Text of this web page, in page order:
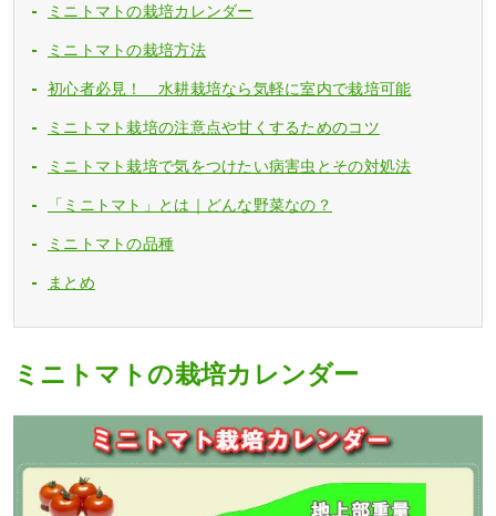
ミニトマトの栽培カレンダー
ミニトマトの栽培方法
初心者必見！ 水耕栽培なら気軽に室内で栽培可能
ミニトマト栽培の注意点や甘くするためのコツ
ミニトマト栽培で気をつけたい病害虫とその対処法
「ミニトマト」とは｜どんな野菜なの？
ミニトマトの品種
まとめ
ミニトマトの栽培カレンダー